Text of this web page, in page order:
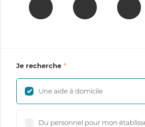
Je recherche
Une aide à domicile
Du personnel pour mon